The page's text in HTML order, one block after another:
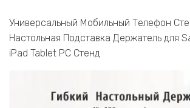
Универсальный Мобильный Телефон
Настольная Подставка Держатель для
iPad Tablet PC Стенд